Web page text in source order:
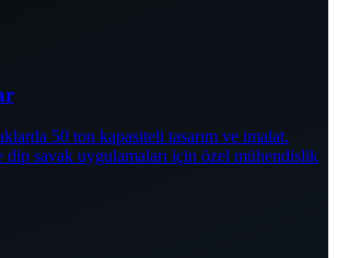
50 ton kapasiteli tasarım ve imalat.
dip savak uygulamaları için özel mühendislik